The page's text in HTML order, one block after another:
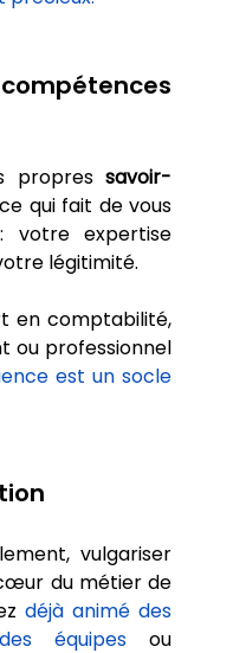
propres savoir-
qui fait de vous
votre expertise
légitimité.
en comptabilité,
ou professionnel
est un socle
vulgariser
du métier de
déjà animé des
équipes